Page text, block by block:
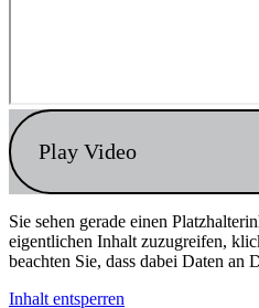
Play Video
Sie sehen gerade einen
eigentlichen Inhalt zuzugreifen,
beachten Sie, dass dabei Daten an
Inhalt entsperren